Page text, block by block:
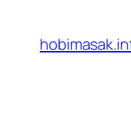
content